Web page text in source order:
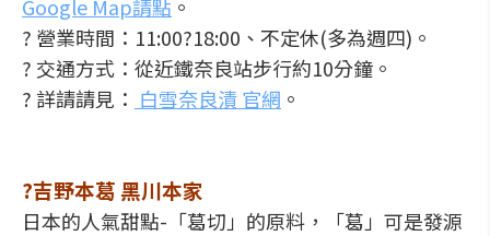
Google Map請點 。
? 營業時間：11:00?18:00、不定休(多為週四)。
? 交通方式：從近鐵奈良站步行約10分鐘。
? 詳請請見： 白雪奈良漬 官網 。
?吉野本葛 黑川本家
日本的人氣甜點-「葛切」的原料，「葛」可是發源